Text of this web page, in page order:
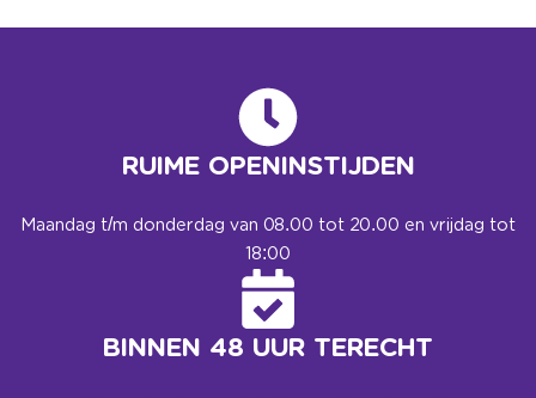
RUIME OPENINSTIJDEN
Maandag t/m donderdag van 08.00 tot 20.00 en vrijdag tot
18:00
BINNEN 48 UUR TERECHT